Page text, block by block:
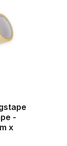
-
x